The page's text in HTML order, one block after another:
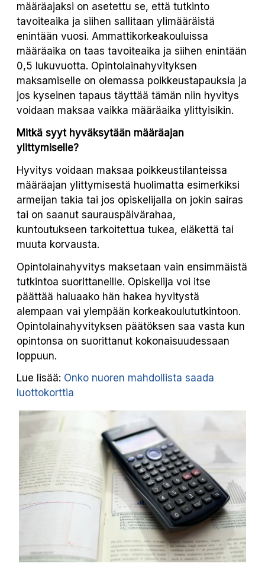
määräajaksi on asetettu se, että tutkinto
tavoiteaika ja siihen sallitaan ylimääräistä
enintään vuosi. Ammattikorkeakouluissa
määräaika on taas tavoiteaika ja siihen enintään
0,5 lukuvuotta. Opintolainahyvityksen
maksamiselle on olemassa poikkeustapauksia ja
jos kyseinen tapaus täyttää tämän niin hyvitys
voidaan maksaa vaikka määräaika ylittyisikin.
Mitkä syyt hyväksytään määräajan
ylittymiselle?
Hyvitys voidaan maksaa poikkeustilanteissa
määräajan ylittymisestä huolimatta esimerkiksi
armeijan takia tai jos opiskelijalla on jokin sairas
tai on saanut saurauspäivärahaa,
kuntoutukseen tarkoitettua tukea, eläkettä tai
muuta korvausta.
Opintolainahyvitys maksetaan vain ensimmäistä
tutkintoa suorittaneille. Opiskelija voi itse
päättää haluaako hän hakea hyvitystä
alempaan vai ylempään korkeakoulututkintoon.
Opintolainahyvityksen päätöksen saa vasta kun
opintonsa on suorittanut kokonaisuudessaan
loppuun.
Lue lisää: Onko nuoren mahdollista saada
luottokorttia